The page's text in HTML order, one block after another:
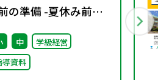
の準備 -夏休み前の
クワークを減らすお
＆素材作成ガイド-
準備と校務を助ける
中
学級経営
導資料